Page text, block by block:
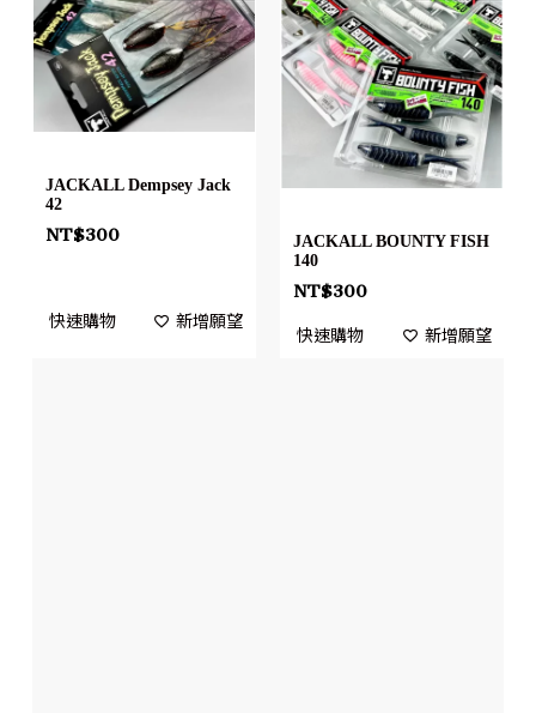
JACKALL Dempsey Jack
42
NT$300
快速購物 新增願望
JACKALL BOUNTY FISH
140
NT$300
快速購物 新增願望